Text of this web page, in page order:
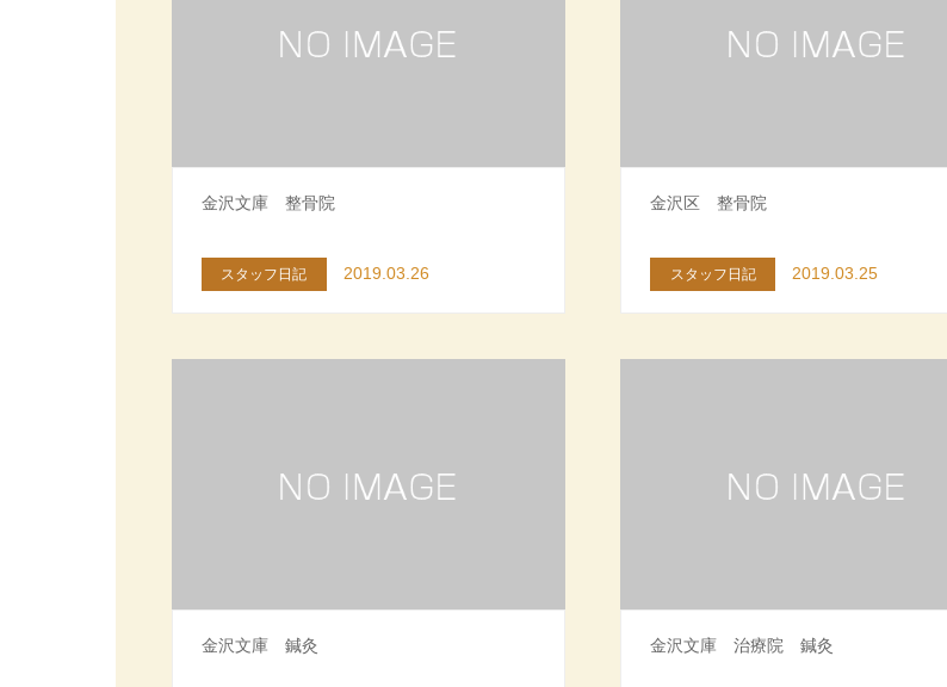
金沢文庫 整骨院
スタッフ日記 2019.03.26
金沢区 整骨院
スタッフ日記 2019.03.25
金沢文庫 鍼灸 金沢文庫 治療院 鍼灸